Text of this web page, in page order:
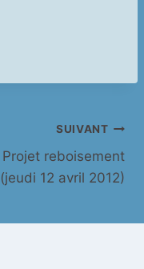
SUIVANT
Projet reboisement
(jeudi 12 avril 2012)